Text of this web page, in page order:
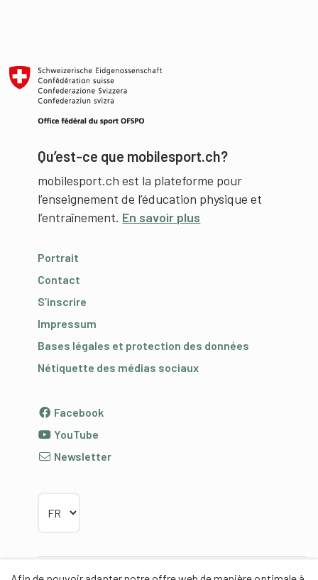
Qu’est-ce que mobilesport.ch?
mobilesport.ch est la plateforme pour
l’enseignement de l’éducation physique et
l’entraînement. En savoir plus
Portrait
Contact
S’inscrire
Impressum
Bases légales et protection des données
Nétiquette des médias sociaux
Facebook
YouTube
Newsletter